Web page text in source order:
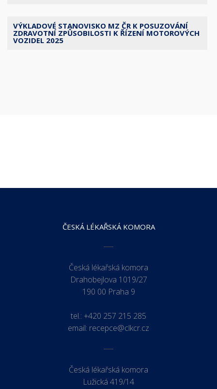
VÝKLADOVÉ STANOVISKO MZ ČR K POSUZOVÁNÍ
ZDRAVOTNÍ ZPŮSOBILOSTI K ŘÍZENÍ MOTOROVÝCH
VOZIDEL 2025
ČESKÁ LÉKAŘSKÁ KOMORA
Česká lékařská komora
Drahobejlova 1019/27
190 00 Praha 9
tel.: +420 257 215 285
email: recepce@clkcr.cz
Česká lékařská komora
Lužická 419/14